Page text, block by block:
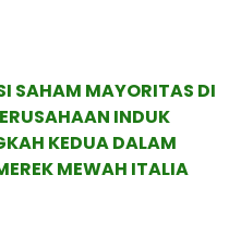
SAHAM MAYORITAS DI
INDUK
KEDUA DALAM
MEWAH ITALIA